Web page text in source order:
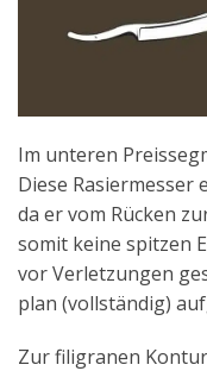
Im unteren
Diese Rasiermesser
da er vom Rücken
somit keine spitzen
vor Verletzungen
plan (vollständig)
Zur filigranen